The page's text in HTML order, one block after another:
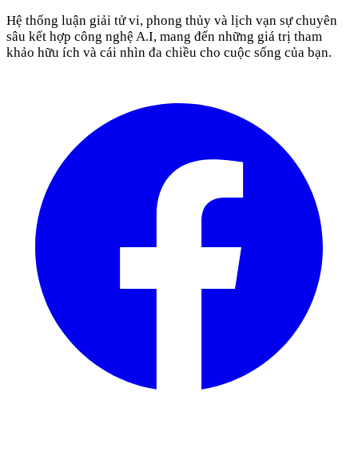
Hệ thống luận giải tử vi, phong thủy và lịch vạn sự chuyên
sâu kết hợp công nghệ A.I, mang đến những giá trị tham
khảo hữu ích và cái nhìn đa chiều cho cuộc sống của bạn.